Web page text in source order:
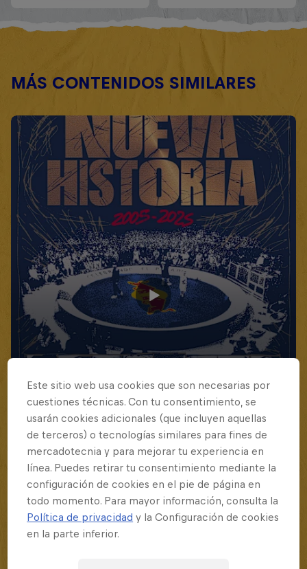
MÁS CONTENIDOS SIMILARES
Este sitio web usa cookies que son necesarias por
cuestiones técnicas. Con tu consentimiento, se
usarán cookies adicionales (que incluyen aquellas
de terceros) o tecnologías similares para fines de
mercadotecnia y para mejorar tu experiencia en
línea. Puedes retirar tu consentimiento mediante la
configuración de cookies en el pie de página en
todo momento. Para mayor información, consulta la
Política de privacidad y la Configuración de cookies
en la parte inferior.